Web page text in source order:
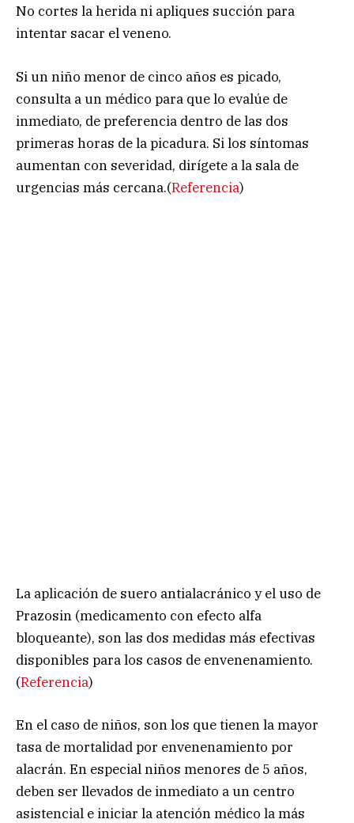
No cortes la herida ni apliques succión para
intentar sacar el veneno.
Si un niño menor de cinco años es picado,
consulta a un médico para que lo evalúe de
inmediato, de preferencia dentro de las dos
primeras horas de la picadura. Si los síntomas
aumentan con severidad, dirígete a la sala de
urgencias más cercana.(Referencia)
La aplicación de suero antialacránico y el uso de
Prazosin (medicamento con efecto alfa
bloqueante), son las dos medidas más efectivas
disponibles para los casos de envenenamiento.
(Referencia)
En el caso de niños, son los que tienen la mayor
tasa de mortalidad por envenenamiento por
alacrán. En especial niños menores de 5 años,
deben ser llevados de inmediato a un centro
asistencial e iniciar la atención médico la más